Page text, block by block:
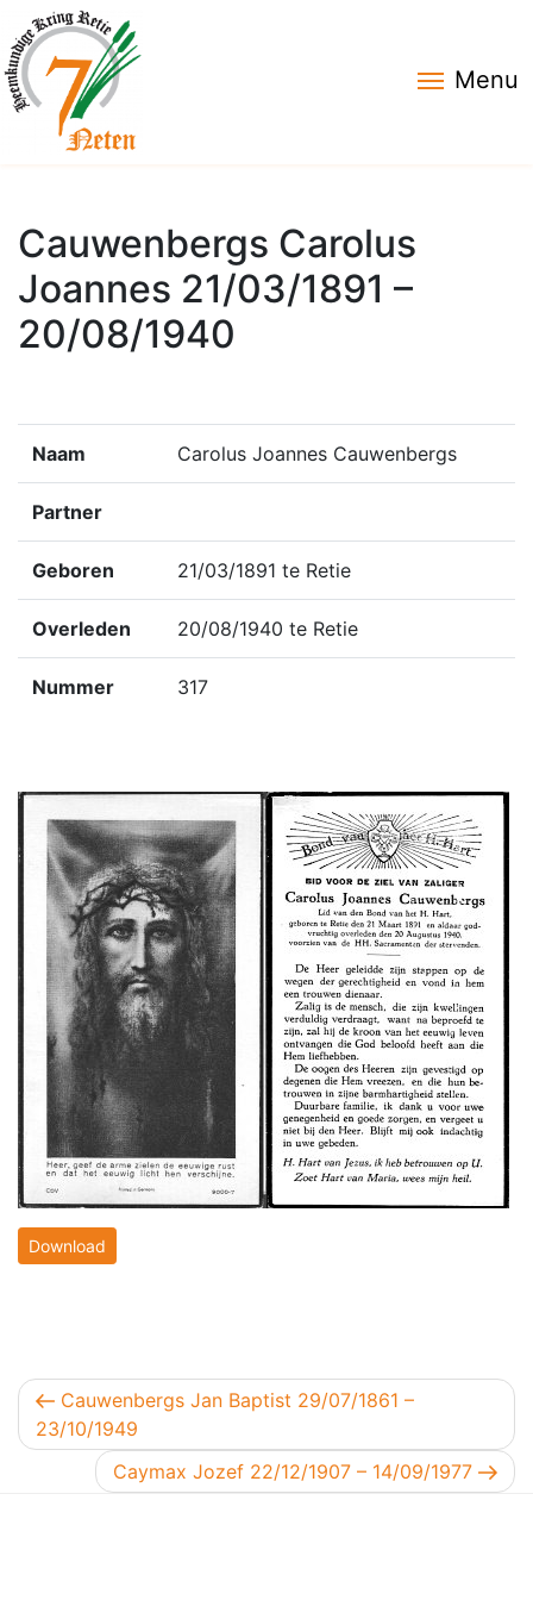
Menu
Cauwenbergs Carolus
Joannes 21/03/1891 –
20/08/1940
Naam Carolus Joannes Cauwenbergs
Partner
Geboren 21/03/1891 te Retie
Overleden 20/08/1940 te Retie
Nummer 317
Download
Berichtnavigatie
Vorig bericht
Cauwenbergs Jan Baptist 29/07/1861 –
23/10/1949
Volgend bericht
Caymax Jozef 22/12/1907 – 14/09/1977